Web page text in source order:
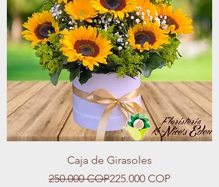
Caja de Girasoles
Precio
250.000 COPPrecio de oferta
225.000 COP